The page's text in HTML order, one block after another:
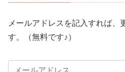
メールアドレスを記入すれば、
す。（無料です♪）